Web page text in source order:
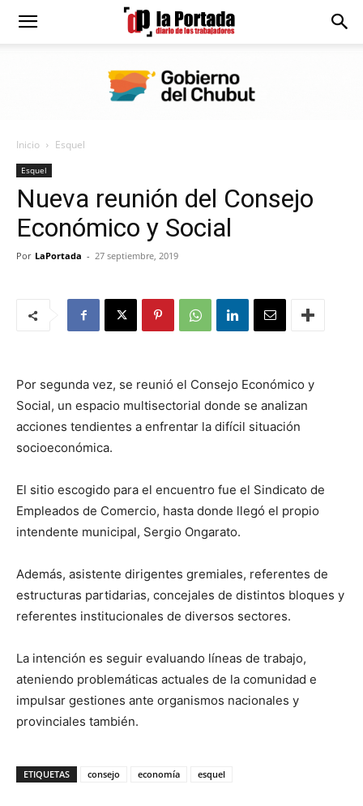
Diario
Portada
Inicio Esquel
Esquel
Nueva reunión del Consejo
Económico y Social
Por LaPortada - 27 septiembre, 2019
Por segunda vez, se reunió el Consejo Económico y
Social, un espacio multisectorial donde se analizan
acciones tendientes a enfrentar la difícil situación
socioeconómica.
El sitio escogido para el encuentro fue el Sindicato de
Empleados de Comercio, hasta donde llegó el propio
intendente municipal, Sergio Ongarato.
Además, asistente dirigentes gremiales, referentes de
estructuras partidarias, concejales de distintos bloques y
referentes institucionales de diversos sectores.
La intención es seguir evaluando líneas de trabajo,
ateniendo problemáticas actuales de la comunidad e
impulsar gestiones ante organismos nacionales y
provinciales también.
ETIQUETAS consejo economía esquel